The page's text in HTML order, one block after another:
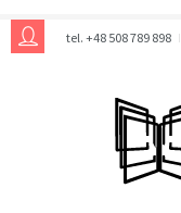
tel. +48 508 789 898